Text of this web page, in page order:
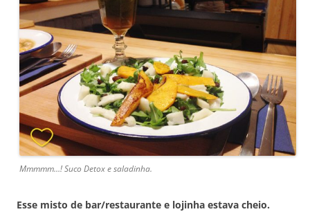
Mmmmm…! Suco Detox e saladinha.
Esse misto de bar/restaurante e lojinha estava cheio.